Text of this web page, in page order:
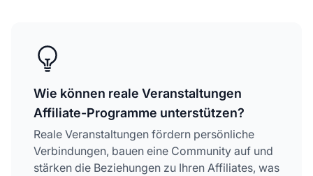
Wie können reale Veranstaltungen
Affiliate-Programme unterstützen?
Reale Veranstaltungen fördern persönliche
Verbindungen, bauen eine Community auf und
stärken die Beziehungen zu Ihren Affiliates, was